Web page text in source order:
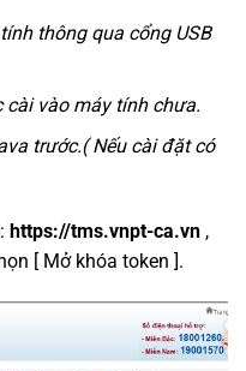
thông qua cổng USB
vào máy tính chưa.
trước.( Nếu cài đặt có
https://tms.vnpt-ca.vn ,
[ Mở khóa token ].